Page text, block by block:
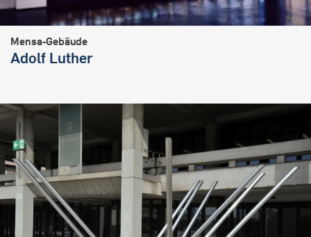
Mensa-Gebäude
Adolf Luther